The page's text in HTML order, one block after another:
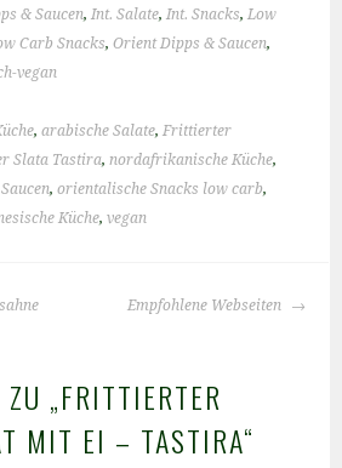
& Saucen,Int. Salate,Int. Snacks,Low
Carb Snacks,Orient Dipps & Saucen,
vegan
,arabische Salate,Frittierter
Slata Tastira,nordafrikanische Küche,
,orientalische Snacks low carb,
Küche,vegan
Empfohlene Webseiten
„FRITTIERTER
MIT EI – TASTIRA“